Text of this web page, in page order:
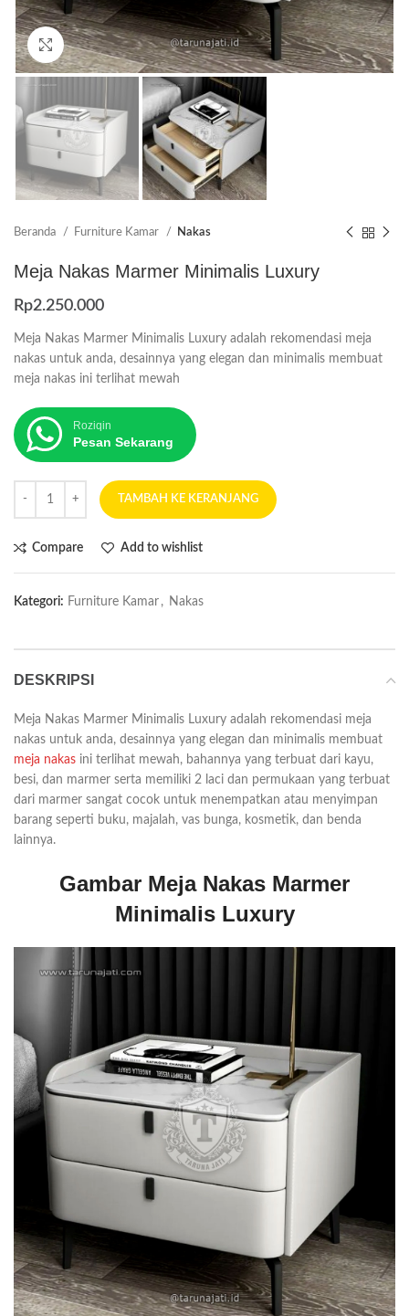
Click to enlarge
Beranda Furniture Kamar Nakas
Meja Nakas Marmer Minimalis Luxury
Rp2.250.000
Meja Nakas Marmer Minimalis Luxury adalah rekomendasi meja
nakas untuk anda, desainnya yang elegan dan minimalis membuat
meja nakas ini terlihat mewah
Roziqin
Pesan Sekarang
TAMBAH KE KERANJANG
Compare Add to wishlist
Kategori: Furniture Kamar , Nakas
DESKRIPSI
Meja Nakas Marmer Minimalis Luxury adalah rekomendasi meja
nakas untuk anda, desainnya yang elegan dan minimalis membuat
meja nakas ini terlihat mewah, bahannya yang terbuat dari kayu,
besi, dan marmer serta memiliki 2 laci dan permukaan yang terbuat
dari marmer sangat cocok untuk menempatkan atau menyimpan
barang seperti buku, majalah, vas bunga, kosmetik, dan benda
lainnya.
Gambar Meja Nakas Marmer
Minimalis Luxury